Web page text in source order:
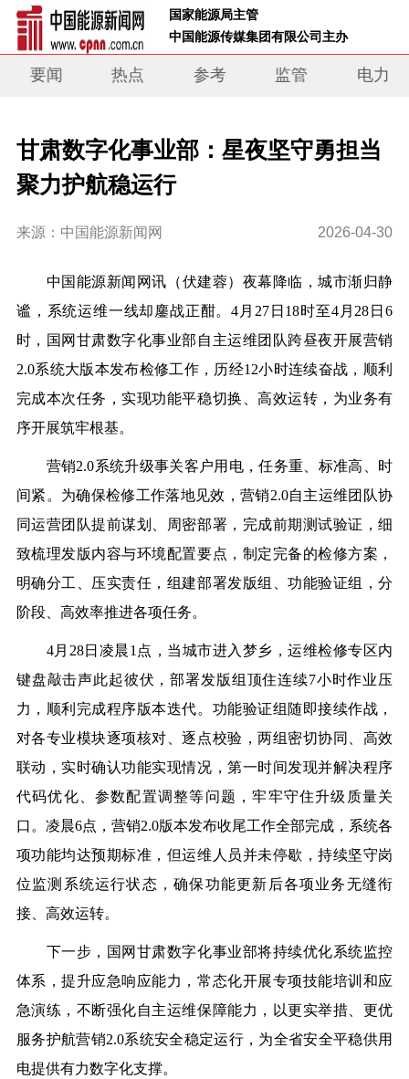
国家能源局主管
中国能源传媒集团有限公司主办
要闻 热点 参考 监管 电力
甘肃数字化事业部：星夜坚守勇担当
聚力护航稳运行
来源：中国能源新闻网 2026-04-30
中国能源新闻网讯 （伏建蓉） 夜幕降临，城市渐归静
谧，系统运维一线却鏖战正酣。4月27日18时至4月28日6
时，国网甘肃数字化事业部自主运维团队跨昼夜开展营销
2.0系统大版本发布检修工作，历经12小时连续奋战，顺利
完成本次任务，实现功能平稳切换、高效运转，为业务有
序开展筑牢根基。
营销2.0系统升级事关客户用电，任务重、标准高、时
间紧。为确保检修工作落地见效，营销2.0自主运维团队协
同运营团队提前谋划、周密部署，完成前期测试验证，细
致梳理发版内容与环境配置要点，制定完备的检修方案，
明确分工、压实责任，组建部署发版组、功能验证组，分
阶段、高效率推进各项任务。
4月28日凌晨1点，当城市进入梦乡，运维检修专区内
键盘敲击声此起彼伏，部署发版组顶住连续7小时作业压
力，顺利完成程序版本迭代。功能验证组随即接续作战，
对各专业模块逐项核对、逐点校验，两组密切协同、高效
联动，实时确认功能实现情况，第一时间发现并解决程序
代码优化、参数配置调整等问题，牢牢守住升级质量关
口。凌晨6点，营销2.0版本发布收尾工作全部完成，系统各
项功能均达预期标准，但运维人员并未停歇，持续坚守岗
位监测系统运行状态，确保功能更新后各项业务无缝衔
接、高效运转。
下一步，国网甘肃数字化事业部将持续优化系统监控
体系，提升应急响应能力，常态化开展专项技能培训和应
急演练，不断强化自主运维保障能力，以更实举措、更优
服务护航营销2.0系统安全稳定运行，为全省安全平稳供用
电提供有力数字化支撑。